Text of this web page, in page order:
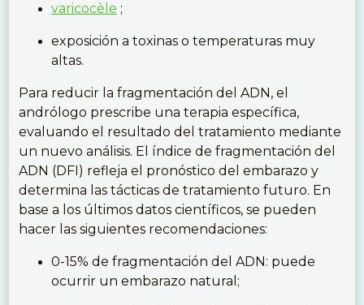
varicocèle ;
exposición a toxinas o temperaturas muy
altas.
Para reducir la fragmentación del ADN, el
andrólogo prescribe una terapia específica,
evaluando el resultado del tratamiento mediante
un nuevo análisis. El índice de fragmentación del
ADN (DFI) refleja el pronóstico del embarazo y
determina las tácticas de tratamiento futuro. En
base a los últimos datos científicos, se pueden
hacer las siguientes recomendaciones:
0-15% de fragmentación del ADN: puede
ocurrir un embarazo natural;